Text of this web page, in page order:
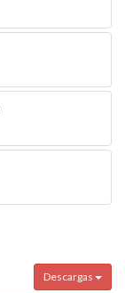
Descargas